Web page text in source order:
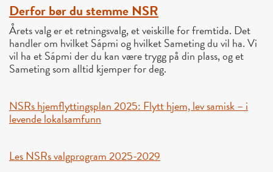
Derfor bør du stemme NSR
Årets valg er et retningsvalg, et veiskille for fremtida. Det
handler om hvilket Sápmi og hvilket Sameting du vil ha. Vi
vil ha et Sápmi der du kan være trygg på din plass, og et
Sameting som alltid kjemper for deg.
NSRs hjemflyttingsplan 2025: Flytt hjem, lev samisk – i
levende lokalsamfunn
Les NSRs valgprogram 2025-2029